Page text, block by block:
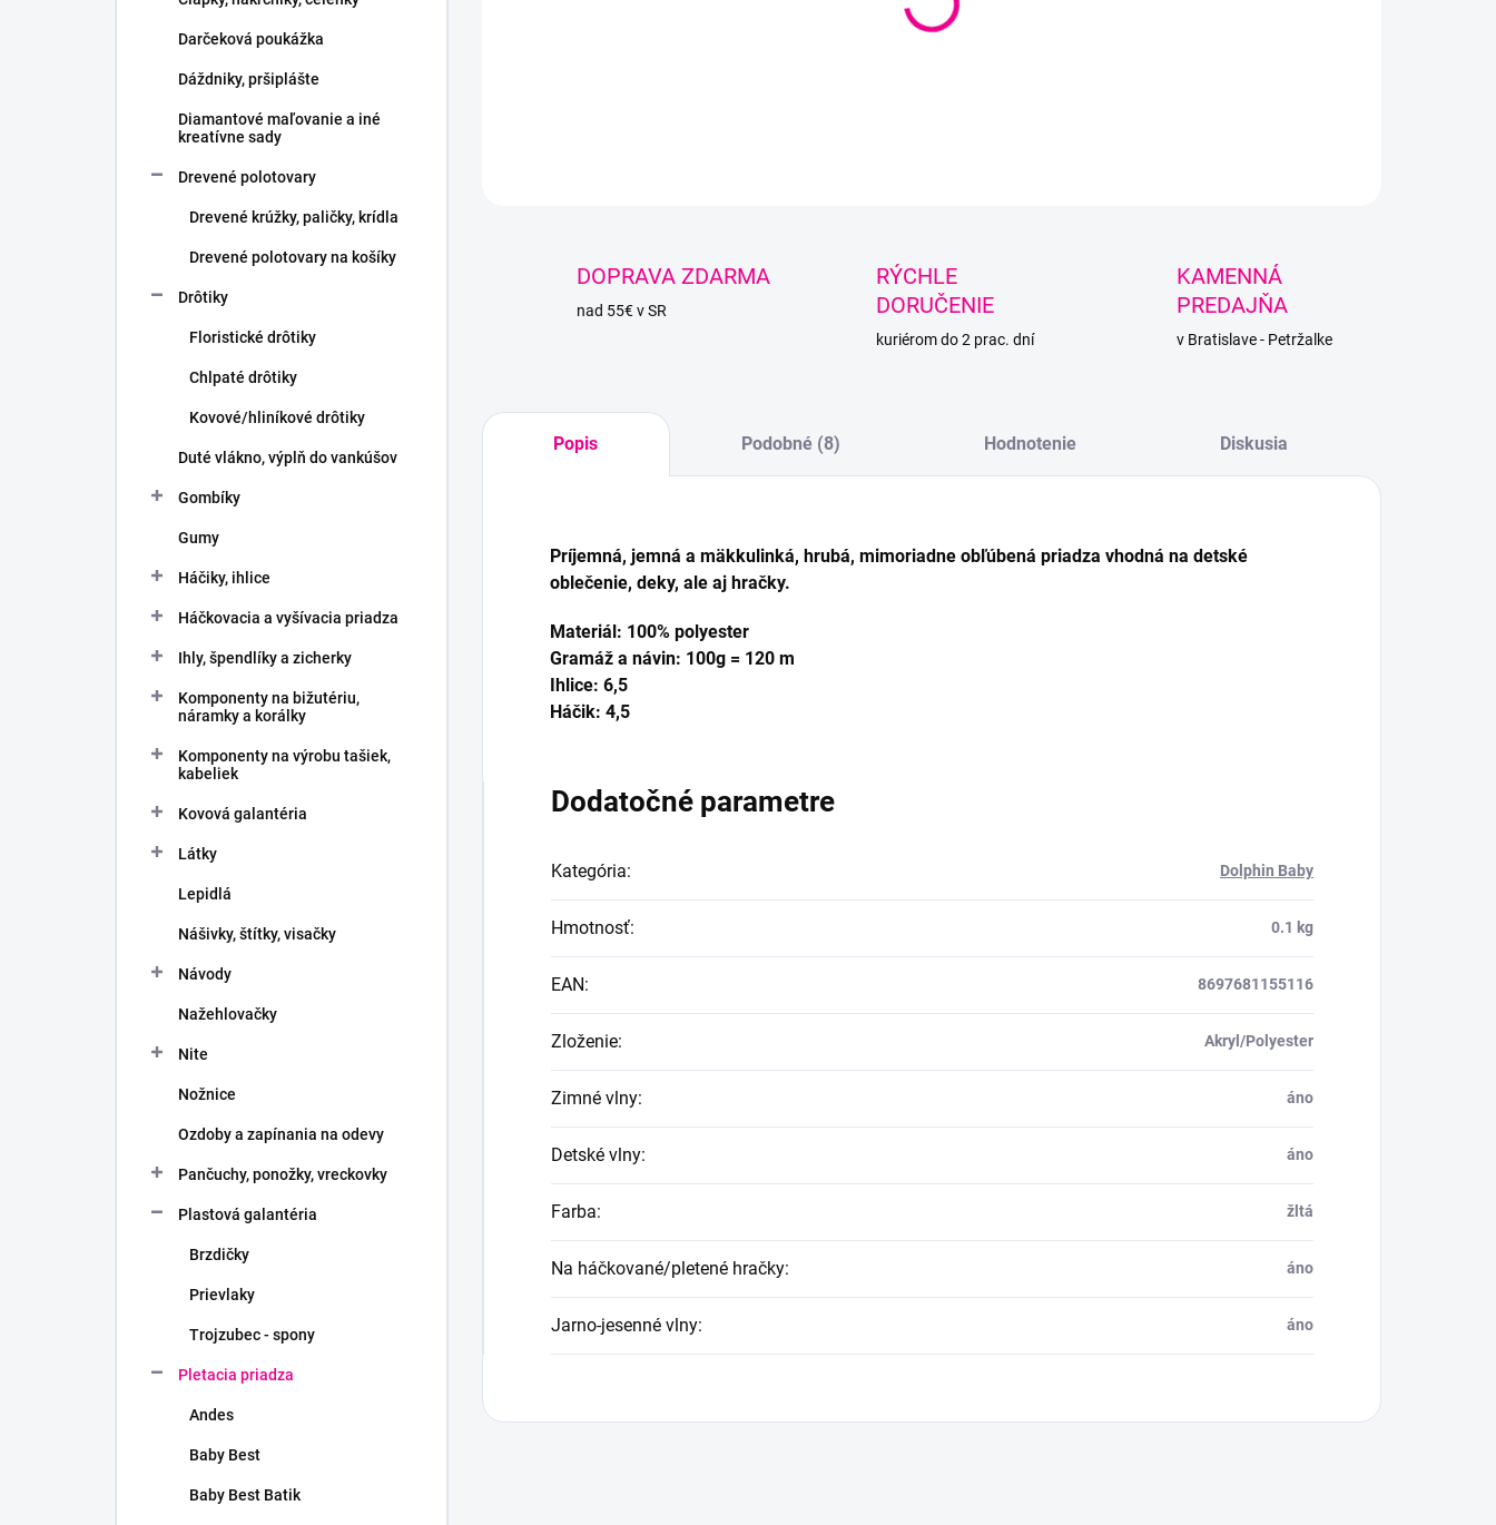
Darčeková poukážka
Dáždniky, pršiplášte
Diamantové maľovanie a iné
kreatívne sady
Drevené polotovary
Drevené krúžky, paličky, krídla
Drevené polotovary na košíky
Drôtiky
Floristické drôtiky
Chlpaté drôtiky
Kovové/hliníkové drôtiky
Duté vlákno, výplň do vankúšov
Gombíky
Gumy
Háčiky, ihlice
Háčkovacia a vyšívacia priadza
Ihly, špendlíky a zicherky
Komponenty na bižutériu,
náramky a korálky
Komponenty na výrobu tašiek,
kabeliek
Kovová galantéria
Látky
Lepidlá
Nášivky, štítky, visačky
Návody
Nažehlovačky
Nite
Nožnice
Ozdoby a zapínania na odevy
Pančuchy, ponožky, vreckovky
Plastová galantéria
Brzdičky
Prievlaky
Trojzubec - spony
Pletacia priadza
Andes
Baby Best
Baby Best Batik
DOPRAVA ZDARMA
nad 55€ v SR
RÝCHLE
DORUČENIE
kuriérom do 2 prac. dní
KAMENNÁ
PREDAJŇA
v Bratislave - Petržalke
Popis Podobné (8) Hodnotenie Diskusia
Príjemná, jemná a mäkkulinká, hrubá, mimoriadne obľúbená priadza vhodná na detské
oblečenie, deky, ale aj hračky.
Materiál: 100% polyester
Gramáž a návin: 100g = 120 m
Ihlice: 6,5
Háčik: 4,5
Dodatočné parametre
Kategória: Dolphin Baby
Hmotnosť: 0.1 kg
EAN: 8697681155116
Zloženie: Akryl/Polyester
Zimné vlny: áno
Detské vlny: áno
Farba: žltá
Na háčkované/pletené hračky: áno
Jarno-jesenné vlny: áno